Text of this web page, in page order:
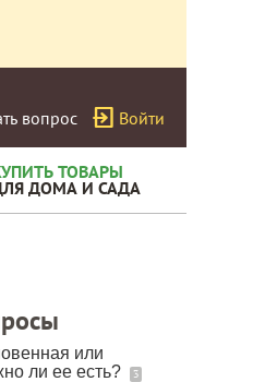
вопрос Войти
ТОВАРЫ
ДОМА И САДА
или
ли ее есть?
3